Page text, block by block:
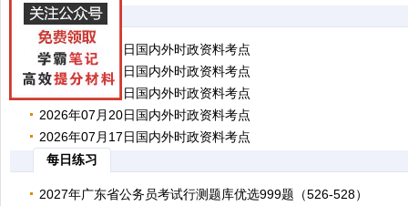
时政资料
2026年07月23日国内外时政资料考点
更多时政扫码获取 时政资料对公务员考试的重要性 2027年时事政治
的形式融入到2027年公务员省考行测题目中，时事政治是备考2027年广
2026年07月22日国内外时政资料考点
更多时政扫码获取 时政资料对公务员考试的重要性 2027年时事政治
的形式融入到2027年公务员省考行测题目中，时事政治是备考2027年广
考试的你必看内容。为方便考生阅读
2026年07月21日国内外时政资料考点
更多时政扫码获取 时政资料对公务员考试的重要性 2027年时事政治
的形式融入到2027年公务员省考行测题目中，时事政治是备考2027年广
考试的你必看内容。为方便考生阅读
2026年07月20日国内外时政资料考点
更多时政扫码获取 时政资料对公务员考试的重要性 2027年时事政治
的形式融入到2027年公务员省考行测题目中，时事政治是备考2027年广
考试的你必看内容。为方便考生阅读
2026年07月17日国内外时政资料考点
更多时政扫码获取 时政资料对公务员考试的重要性 2027年时事政治
的形式融入到2027年公务员省考行测题目中，时事政治是备考2027年广
每日练习
2027年广东省公务员考试行测题库优选999题（526-528）